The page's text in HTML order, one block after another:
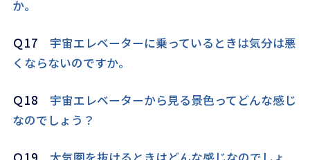
か。
Ｑ17 宇宙エレベーターに乗っているときは気分は悪
くならないのですか。
Ｑ18 宇宙エレベーターから見る景色ってどんな感じ
なのでしょう？